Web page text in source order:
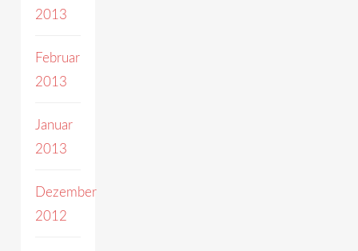
2013
Februar
2013
Januar
2013
Dezember
2012